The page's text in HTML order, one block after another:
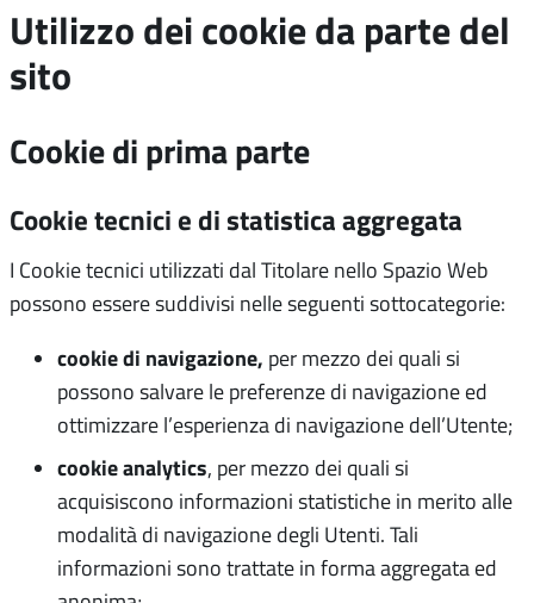
Utilizzo dei cookie da parte del
sito
Cookie di prima parte
Cookie tecnici e di statistica aggregata
I Cookie tecnici utilizzati dal Titolare nello Spazio Web
possono essere suddivisi nelle seguenti sottocategorie:
cookie di navigazione, per mezzo dei quali si
possono salvare le preferenze di navigazione ed
ottimizzare l’esperienza di navigazione dell’Utente;
cookie analytics, per mezzo dei quali si
acquisiscono informazioni statistiche in merito alle
modalità di navigazione degli Utenti. Tali
informazioni sono trattate in forma aggregata ed